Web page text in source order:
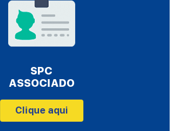
SPC
ASSOCIADO
Clique aqui